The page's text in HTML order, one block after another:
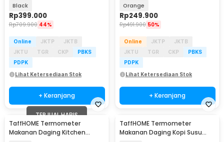
Black
Rp399.000
Rp709.900 44%
Online JKTP
JKTB
JKTU
TGR CKP
PBKS
PDPK
Lihat Ketersediaan Stok
+ Keranjang
Orange
Rp249.900
Rp491.900 50%
Online JKTP
JKTB
JKTU
TGR CKP
PBKS
PDPK
Lihat Ketersediaan Stok
+ Keranjang
TERJUAL HABIS
TaffHOME Termometer
Makanan Daging Kitchen
TaffHOME Termometer
Makanan Daging Kopi Susu